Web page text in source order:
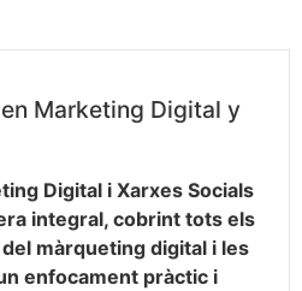
Marketing Digital y
Digital i Xarxes Socials
integral, cobrint tots els
màrqueting digital i les
enfocament pràctic i